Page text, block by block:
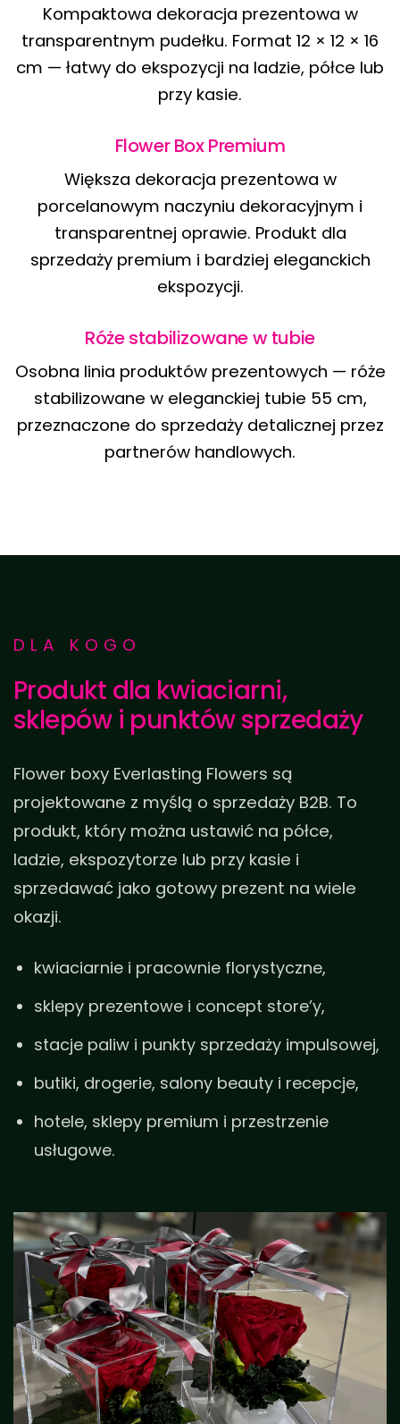
Kompaktowa dekoracja prezentowa w
transparentnym pudełku. Format 12 × 12 × 16
cm — łatwy do ekspozycji na ladzie, półce lub
przy kasie.
Flower Box Premium
Większa dekoracja prezentowa w
porcelanowym naczyniu dekoracyjnym i
transparentnej oprawie. Produkt dla
sprzedaży premium i bardziej eleganckich
ekspozycji.
Róże stabilizowane w tubie
Osobna linia produktów prezentowych — róże
stabilizowane w eleganckiej tubie 55 cm,
przeznaczone do sprzedaży detalicznej przez
partnerów handlowych.
DLA KOGO
Produkt dla kwiaciarni,
sklepów i punktów sprzedaży
Flower boxy Everlasting Flowers są
projektowane z myślą o sprzedaży B2B. To
produkt, który można ustawić na półce,
ladzie, ekspozytorze lub przy kasie i
sprzedawać jako gotowy prezent na wiele
okazji.
kwiaciarnie i pracownie florystyczne,
sklepy prezentowe i concept store’y,
stacje paliw i punkty sprzedaży impulsowej,
butiki, drogerie, salony beauty i recepcje,
hotele, sklepy premium i przestrzenie
usługowe.